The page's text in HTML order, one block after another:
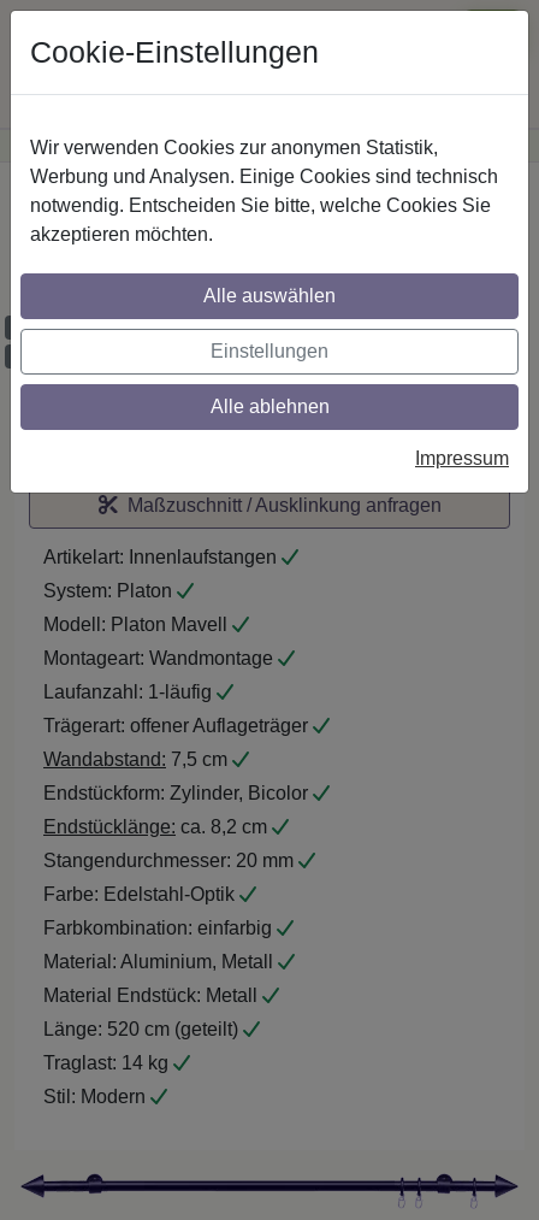
Günstige Versandkosteninnerhalb Österreichs· Sichere Zahlung
Startseite
IL-Stilg. 20 mm 1-lfg. Platon Mavell 520
cm Edelst.-O.
Maßzuschnitt möglich
Maßzuschnitt / Ausklinkung anfragen
Artikelart: Innenlaufstangen
System: Platon
Modell: Platon Mavell
Montageart: Wandmontage
Laufanzahl: 1-läufig
Trägerart: offener Auflageträger
Wandabstand: 7,5 cm
Endstückform: Zylinder, Bicolor
Endstücklänge: ca. 8,2 cm
Stangendurchmesser: 20 mm
Farbe: Edelstahl-Optik
Farbkombination: einfarbig
Material: Aluminium, Metall
Material Endstück: Metall
Länge: 520 cm (geteilt)
Traglast: 14 kg
Stil: Modern
Cookie-Einstellungen
Wir verwenden Cookies zur anonymen Statistik,
Werbung und Analysen. Einige Cookies sind technisch
notwendig. Entscheiden Sie bitte, welche Cookies Sie
akzeptieren möchten.
Alle auswählen
Einstellungen
Alle ablehnen
Impressum